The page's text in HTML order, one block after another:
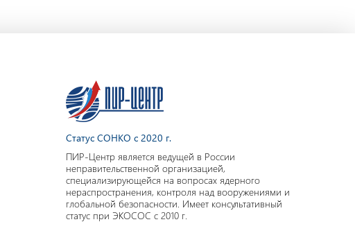
Статус СОНКО с 2020 г.
ПИР-Центр является ведущей в России
неправительственной организацией,
специализирующейся на вопросах ядерного
нераспространения, контроля над вооружениями и
глобальной безопасности. Имеет консультативный
статус при ЭКОСОС с 2010 г.